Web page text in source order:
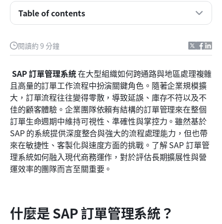
閱讀約 9 分鐘
SAP 訂單管理系統 在大型組織如何跨通路與地區處理複雜
且高量的訂單工作流程中扮演關鍵角色。隨著企業規模擴
大，訂單流程往往變得零散，導致延誤、庫存不符以及不
佳的顧客體驗。企業團隊依賴有結構的訂單管理來在整個
訂單生命週期中維持可視性、準確性與掌控力。雖然基於
SAP 的系統提供深度整合與強大的流程處理能力，但也帶
來在敏捷性、客製化與速度方面的挑戰。了解 SAP 訂單管
理系統如何融入現代商務運作，對於評估長期擴展性與營
運效率的團隊而言至關重要。
什麼是 SAP 訂單管理系統？
Table of contents
5 個核心 SAP 訂單管理系統功能
SAP 訂單管理系統架構說明
SAP 訂單管理的實際應用案例
為什麼團隊會探索 SAP OMS 的替代方案
新選項：Lark 如何重塑您的訂單管理工作流程
SAP 與 Lark：實用工作流程比較
最佳化訂單管理的最佳實務
結論